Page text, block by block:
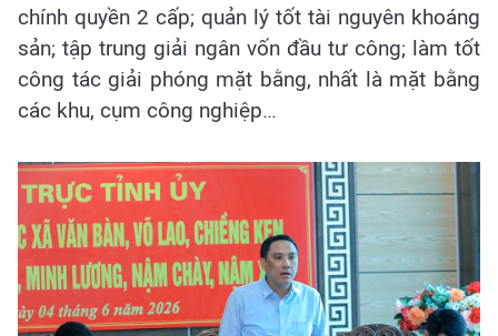
chính quyền 2 cấp; quản lý tốt tài nguyên khoáng
sản; tập trung giải ngân vốn đầu tư công; làm tốt
công tác giải phóng mặt bằng, nhất là mặt bằng
các khu, cụm công nghiệp…